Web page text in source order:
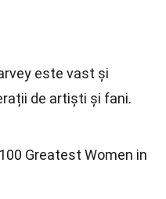
este vast și
de artiști și fani.
Greatest Women in